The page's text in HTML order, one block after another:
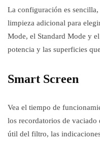
La configuración es
limpieza adicional para
Mode, el Standard Mode y
potencia y las superficies
Smart Screen
Vea el tiempo de
los recordatorios de
útil del filtro, las